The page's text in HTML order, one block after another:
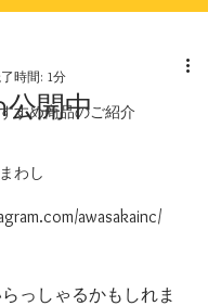
すめ商品のご紹介
わし
開中
時間: 1分
awasakainc/
っしゃるかもしれま